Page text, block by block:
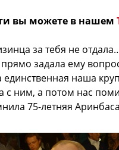
вы можете в нашем
за тебя не
задала ему
наша
с ним, а потом нас
75-летняя